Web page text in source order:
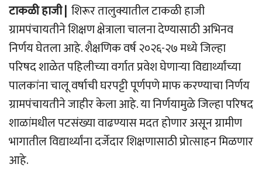
टाकळी हाजी | शिरूर तालुक्यातील टाकळी हाजी
ग्रामपंचायतीने शिक्षण क्षेत्राला चालना देण्यासाठी अभिनव
निर्णय घेतला आहे. शैक्षणिक वर्ष २०२६-२७ मध्ये जिल्हा
परिषद शाळेत पहिलीच्या वर्गात प्रवेश घेणाऱ्या विद्यार्थ्यांच्या
पालकांना चालू वर्षाची घरपट्टी पूर्णपणे माफ करण्याचा निर्णय
ग्रामपंचायतीने जाहीर केला आहे. या निर्णयामुळे जिल्हा परिषद
शाळांमधील पटसंख्या वाढण्यास मदत होणार असून ग्रामीण
भागातील विद्यार्थ्यांना दर्जेदार शिक्षणासाठी प्रोत्साहन मिळणार
आहे.